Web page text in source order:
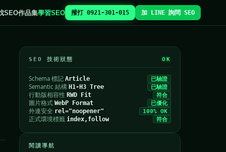
SEO作品集學習SEO 撥打 0921-301-015 加 LINE 詢問 SEO
SEO 技術狀態 OK
Schema 標記 Article 已驗證
Semantic 結構 H1-H3 Tree 已驗證
行動版相容性 RWD Fit 符合
圖片格式 WebP Format 已優化
外連安全 rel="noopener" 100% OK
正式環境標籤 index,follow 符合
閱讀導航